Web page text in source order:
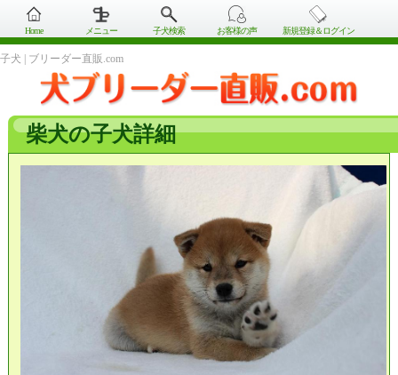
Home メニュー 子犬検索 お客様の声 新規登録＆ログイン
子犬 | ブリーダー直販.com
柴犬の子犬詳細